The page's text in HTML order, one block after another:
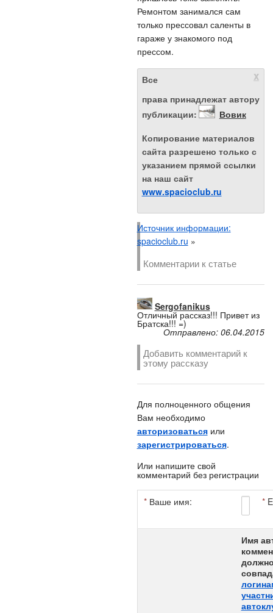
Ремонтом занимался сам
только прессовал саленты в
гараже у знакомого под
прессом.
Автор: Наталия Гоцелюк
Все
права принадлежат автору
публикации:
Вовик
Копирование материалов
сайта разрешено только с
указанием прямой ссылки
на наш сайт
www.spacioclub.ru
x
Источник информации:
spacioclub.ru »
Комментарии к статье
Sergofanikus
Отличный рассказ!!! Привет из
Братска!!! =)
Отправлено: 06.04.2015
Добавить комментарий к
этому рассказу
Для полноценного общения
Вам необходимо
авторизоватьсяили
зарегистрироваться.
Или напишите свой
комментарий без регистрации
*Ваше имя: *
Имя